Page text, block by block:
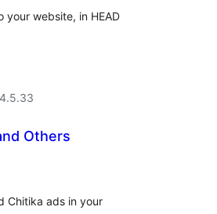
your website, in HEAD
Others
Chitika ads in your